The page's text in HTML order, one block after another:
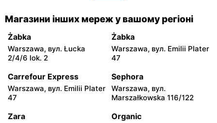
DUKA
Witosa 32
DUKA
Olsztyn, вул. Juliana
Tuwima 26
DUKA
Świętojańska 15
DUKA
DUKA
Żółkiewskiego 15
DUKA
Polskiego 207
Магазини інших мереж у вашому регіоні
Żabka
Warszawa, вул. Łucka
2/4/6 lok. 2
Żabka
Warszawa, вул. Emilii Plater
47
Carrefour Express
Warszawa, вул. Emilii Plater
47
Sephora
Warszawa, вул.
Marszałkowska 116/122
Zara Organic